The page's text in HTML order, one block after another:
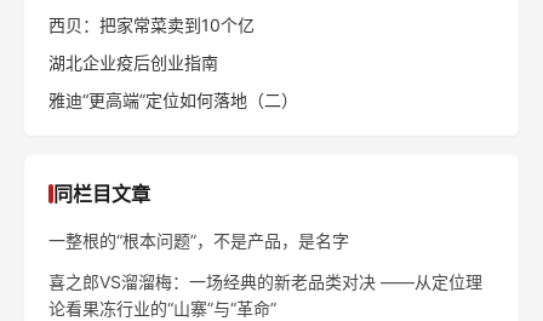
西贝：把家常菜卖到10个亿
湖北企业疫后创业指南
雅迪“更高端”定位如何落地（二）
同栏目文章
一整根的“根本问题”，不是产品，是名字
喜之郎VS溜溜梅：一场经典的新老品类对决 ——从定位理
论看果冻行业的“山寨”与“革命”